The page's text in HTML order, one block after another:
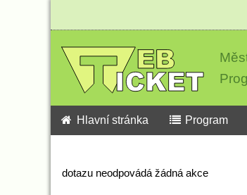
Hlavní stránka Program
dotazu neodpovádá žádná akce